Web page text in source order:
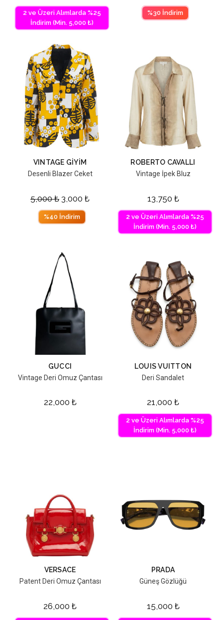
2 ve Üzeri Alımlarda %25
İndirim (Min. 5,000 ₺)
%30 İndirim
VINTAGE GİYİM
Desenli Blazer Ceket
5,000₺ 3,000 ₺
%40 İndirim
ROBERTO CAVALLI
Vintage İpek Bluz
13,750 ₺
2 ve Üzeri Alımlarda %25
İndirim (Min. 5,000 ₺)
GUCCI
Vintage Deri Omuz Çantası
22,000 ₺
LOUIS VUITTON
Deri Sandalet
21,000 ₺
2 ve Üzeri Alımlarda %25
İndirim (Min. 5,000 ₺)
VERSACE
Patent Deri Omuz Çantası
26,000 ₺
PRADA
Güneş Gözlüğü
15,000 ₺